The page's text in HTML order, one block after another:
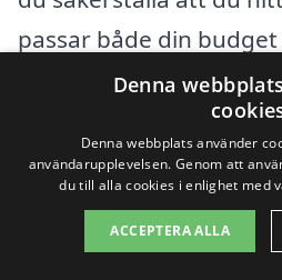
passar både din
Besök gärnaxn--luft-
för att få hjälp
professionella
på olika alternativ.
och stöd kan du enkelt
Denna
Denna webbplats använder
användarupplevelsen. Genom att
du till alla cookies i enlighet med
ACCEPTERA ALLA